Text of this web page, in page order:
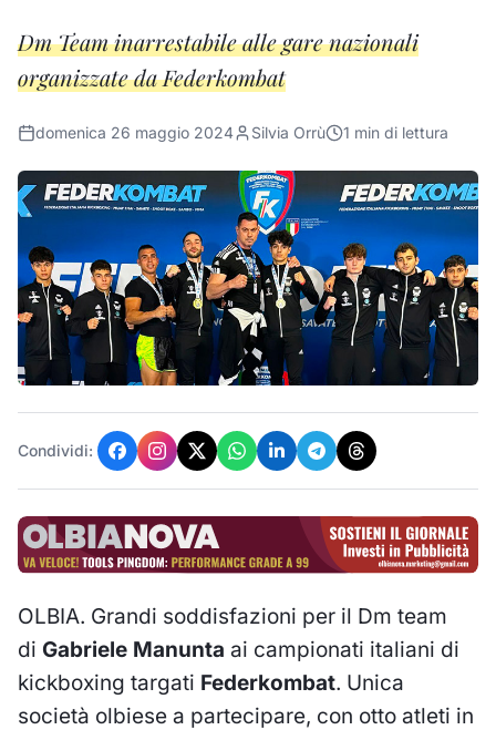
Dm Team inarrestabile alle gare nazionali
organizzate da Federkombat
domenica 26 maggio 2024 Silvia Orrù 1 min di lettura
Condividi:
OLBIA. Grandi soddisfazioni per il Dm team
di Gabriele Manunta ai campionati italiani di
kickboxing targati Federkombat. Unica
società olbiese a partecipare, con otto atleti in